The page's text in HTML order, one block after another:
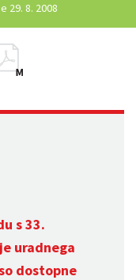
29. 8. 2008
s 33.
uradnega
dostopne